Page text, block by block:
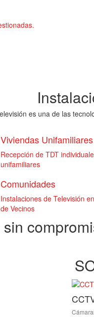
es una de las
Viviendas Unifamiliares
Recepción de TDT
unifamiliares
Comunidades
Instalaciones de Televisión
de Vecinos